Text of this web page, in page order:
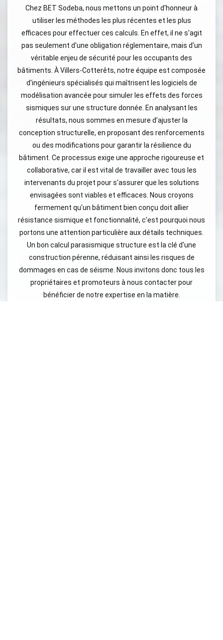
Chez BET Sodeba, nous mettons un point d'honneur à
utiliser les méthodes les plus récentes et les plus
efficaces pour effectuer ces calculs. En effet, il ne s'agit
pas seulement d'une obligation réglementaire, mais d'un
véritable enjeu de sécurité pour les occupants des
bâtiments. À Villers-Cotterêts, notre équipe est composée
d'ingénieurs spécialisés qui maîtrisent les logiciels de
modélisation avancée pour simuler les effets des forces
sismiques sur une structure donnée. En analysant les
résultats, nous sommes en mesure d’ajuster la
conception structurelle, en proposant des renforcements
ou des modifications pour garantir la résilience du
bâtiment. Ce processus exige une approche rigoureuse et
collaborative, car il est vital de travailler avec tous les
intervenants du projet pour s'assurer que les solutions
envisagées sont viables et efficaces. Nous croyons
fermement qu'un bâtiment bien conçu doit allier
résistance sismique et fonctionnalité, c'est pourquoi nous
portons une attention particulière aux détails techniques.
Un bon calcul parasismique structure est la clé d'une
construction pérenne, réduisant ainsi les risques de
dommages en cas de séisme. Nous invitons donc tous les
propriétaires et promoteurs à nous contacter pour
bénéficier de notre expertise en la matière.